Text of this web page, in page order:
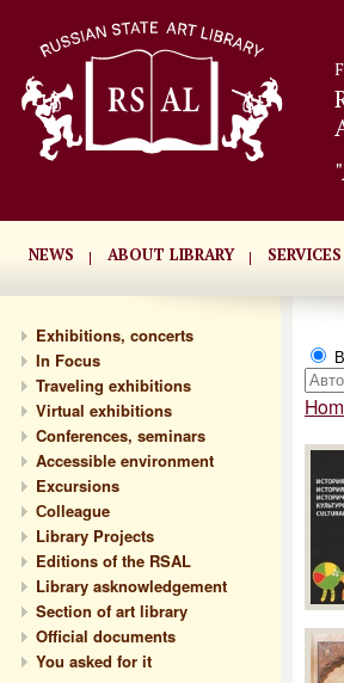
NEWS ABOUT LIBRARY SERVICES
Exhibitions, concerts
In Focus
Traveling exhibitions
Virtual exhibitions
Conferences, seminars
Accessible environment
Excursions
Сolleague
Library Projects
Editions of the RSAL
Library asknowledgement
Section of art library
Official documents
You asked for it